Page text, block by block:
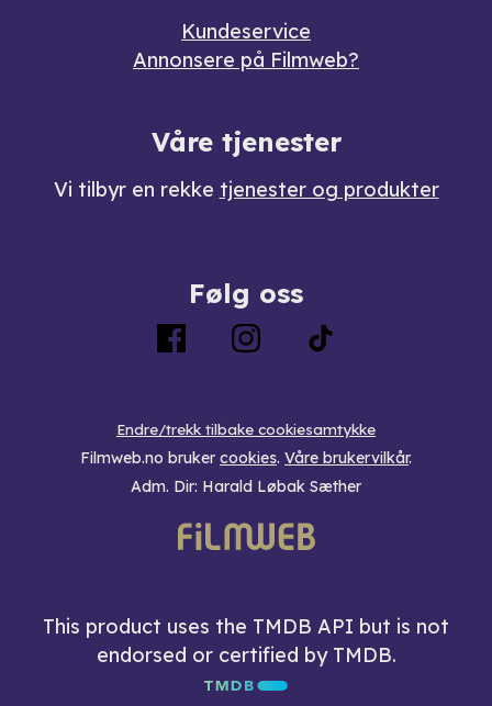
Kundeservice
Annonsere på Filmweb?
Våre tjenester
Vi tilbyr en rekke tjenester og produkter
Følg oss
Endre/trekk tilbake cookiesamtykke
Filmweb.no bruker cookies. Våre brukervilkår.
Adm. Dir: Harald Løbak Sæther
This product uses the TMDB API but is not
endorsed or certified by TMDB.